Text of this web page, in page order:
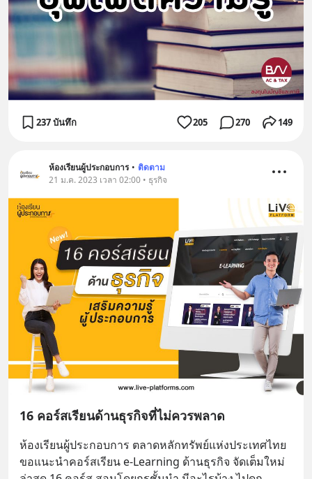
237 บันทึก 205 270 149
ห้องเรียนผู้ประกอบการ • ติดตาม
21 ม.ค. 2023 เวลา 02:00 • ธุรกิจ
16 คอร์สเรียนด้านธุรกิจที่ไม่ควรพลาด
ห้องเรียนผู้ประกอบการ ตลาดหลักทรัพย์แห่งประเทศไทย
ขอแนะนำคอร์สเรียน e-Learning ด้านธุรกิจ จัดเต็มใหม่